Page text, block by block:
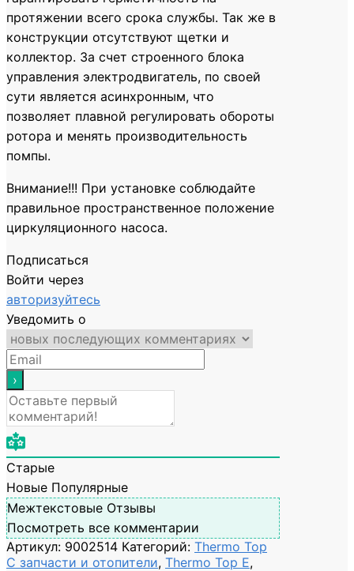
протяжении всего срока службы. Так же в
конструкции отсутствуют щетки и
коллектор. За счет строенного блока
управления электродвигатель, по своей
сути является асинхронным, что
позволяет плавной регулировать обороты
ротора и менять производительность
помпы.
Внимание!!! При установке соблюдайте
правильное пространственное положение
циркуляционного насоса.
Подписаться
Войти через
авторизуйтесь
Уведомить о
Старые
Новые Популярные
Межтекстовые Отзывы
Посмотреть все комментарии
Артикул: 9002514 Категорий: Thermo Top
C запчасти и отопители, Thermo Top E,